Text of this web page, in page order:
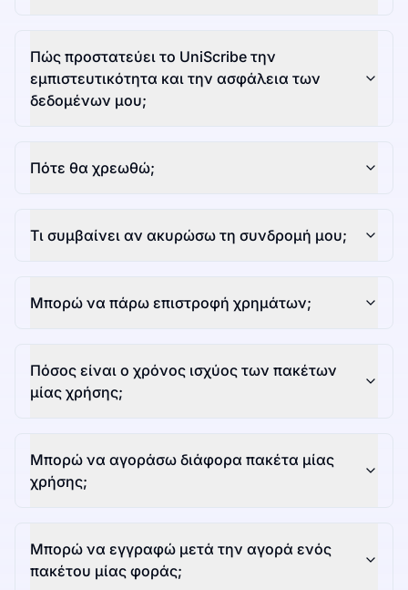
Πώς προστατεύει το UniScribe την
εμπιστευτικότητα και την ασφάλεια των
δεδομένων μου;
Πότε θα χρεωθώ;
Τι συμβαίνει αν ακυρώσω τη συνδρομή μου;
Μπορώ να πάρω επιστροφή χρημάτων;
Πόσος είναι ο χρόνος ισχύος των πακέτων
μίας χρήσης;
Μπορώ να αγοράσω διάφορα πακέτα μίας
χρήσης;
Μπορώ να εγγραφώ μετά την αγορά ενός
πακέτου μίας φοράς;